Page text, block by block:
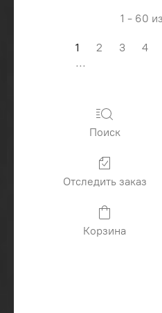
1 - 60
1 2 3 4
...
Поиск
Отследить заказ
Корзина